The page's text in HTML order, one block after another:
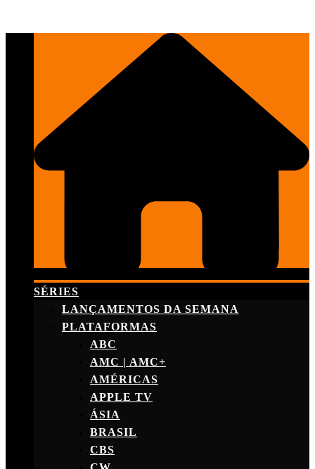
SÉRIES
LANÇAMENTOS DA SEMANA
PLATAFORMAS
ABC
AMC | AMC+
AMÉRICAS
APPLE TV
ÁSIA
BRASIL
CBS